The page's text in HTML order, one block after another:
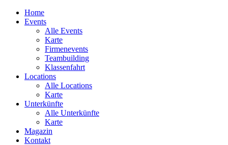
Home
Events
Alle Events
Karte
Firmenevents
Teambuilding
Klassenfahrt
Locations
Alle Locations
Karte
Unterkünfte
Alle Unterkünfte
Karte
Magazin
Kontakt